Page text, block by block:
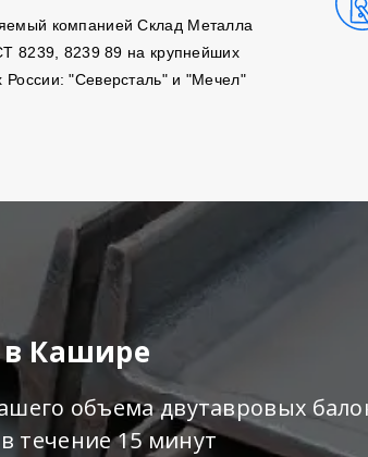
компанией Склад Металла
8239, 8239 89 на крупнейших
России: "Северсталь" и "Мечел"
в Кашире
объема двутавровых
течение 15 минут